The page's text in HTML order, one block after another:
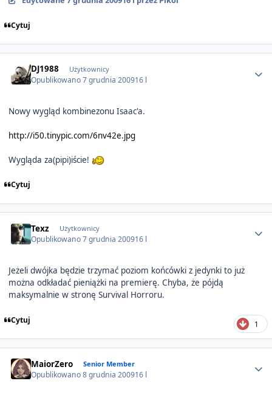
Cytuj
DJ1988 Użytkownicy
Opublikowano7 grudnia 200916 l
Nowy wygląd kombinezonu Isaac'a.
http://i50.tinypic.com/6nv42e.jpg
Wygląda za(pipi)iście!
Cytuj
Texz Użytkownicy
Opublikowano7 grudnia 200916 l
Jeżeli dwójka będzie trzymać poziom końcówki z jedynki to już
można odkładać pieniążki na premierę. Chyba, że pójdą
maksymalnie w stronę Survival Horroru.
Cytuj 1
MaiorZero Senior Member
Opublikowano8 grudnia 200916 l